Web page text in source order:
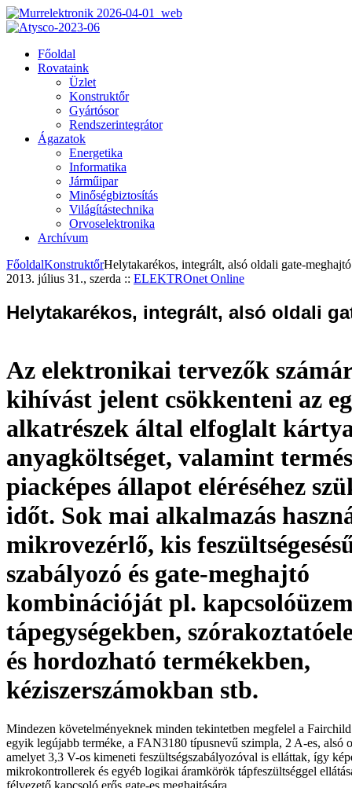
Főoldal
Rovataink
Üzlet
Konstruktőr
Gyártósor
Rendszerintegrátor
Ágazatok
Energetika
Informatika
Járműipar
Minőségbiztosítás
Világítástechnika
Orvoselektronika
Archívum
FőoldalKonstruktőrHelytakarékos, integrált, alsó oldali gate-meghajtó
2013. július 31., szerda :: ELEKTROnet Online
Helytakarékos, integrált, alsó oldali
Az elektronikai tervezők
kihívást jelent csökkenteni az
alkatrészek által elfoglalt
anyagköltséget, valamint
piacképes állapot eléréséhez
időt. Sok mai alkalmazás
mikrovezérlő, kis
szabályozó és gate-meghajtó
kombinációját pl.
tápegységekben,
és hordozható termékekben,
kéziszerszámokban stb.
Mindezen követelményeknek minden tekintetben megfelel a
egyik legújabb terméke, a FAN3180 típusnevű szimpla, 2 A-es, alsó
amelyet 3,3 V-os kimeneti feszültségszabályozóval is elláttak, így
mikrokontrollerek és egyéb logikai áramkörök tápfeszültséggel
félvezető kapcsoló erős gate-es meghajtására.